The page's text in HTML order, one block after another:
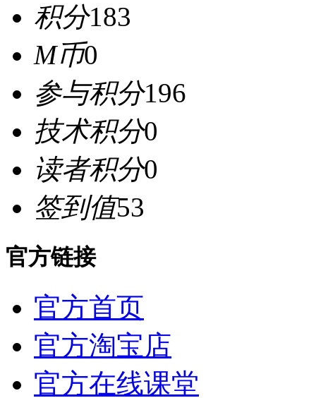
积分183
M币0
参与积分196
技术积分0
读者积分0
签到值53
官方链接
官方首页
官方淘宝店
官方在线课堂